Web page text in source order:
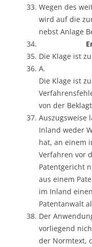
Wegen des
wird auf die
nebst Anlage
Die Klage ist
A.
Die Klage ist
von der
Auszugsweise
Inland weder
hat, an einem
Verfahren vor
Patentgericht
aus einem
im Inland
Patentanwalt
Der
vorliegend
der Normtext,